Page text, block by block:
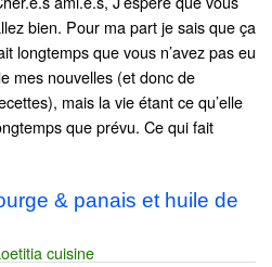
bien. Pour ma part je sais que ça
longtemps que vous n’avez pas eu
mes nouvelles (et donc de
mais la vie étant ce qu’elle
que prévu. Ce qui fait
& panais et huile de
cuisine